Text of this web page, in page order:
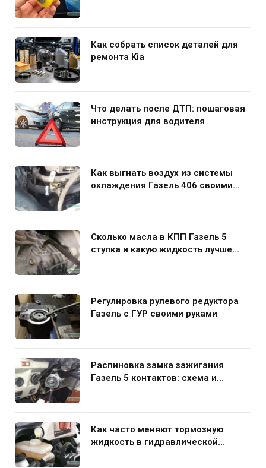
Как собрать список деталей для
ремонта Kia
Что делать после ДТП: пошаговая
инструкция для водителя
Как выгнать воздух из системы
охлаждения Газель 406 своими
Сколько масла в КПП Газель 5
ступка и какую жидкость лучше
Регулировка рулевого редуктора
Газель с ГУР своими руками
Распиновка замка зажигания
Газель 5 контактов: схема и
Как часто меняют тормозную
жидкость в гидравлической